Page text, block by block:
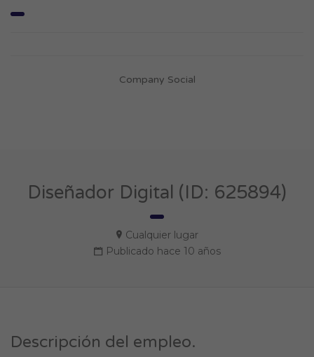
Company Social
Diseñador Digital (ID: 625894)
Cualquier lugar
Publicado hace 10 años
Descripción del empleo.